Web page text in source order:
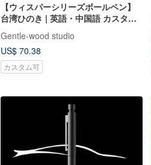
【ウィスパーシリーズボールペン】
台湾ひのき | 英語・中国語 カスタム
彫刻 (単品)
Gentle-wood studio
US$ 70.38
カスタム可